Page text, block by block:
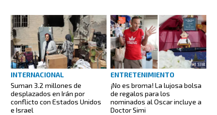
INTERNACIONAL
Suman 3.2 millones de
desplazados en Irán por
conflicto con Estados Unidos
e Israel
ENTRETENIMIENTO
¡No es broma! La lujosa bolsa
de regalos para los
nominados al Oscar incluye a
Doctor Simi